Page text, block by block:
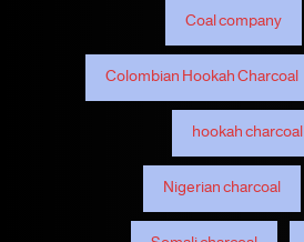
Coal company
Colombian Hookah Charcoal
hookah charcoal
Nigerian charcoal